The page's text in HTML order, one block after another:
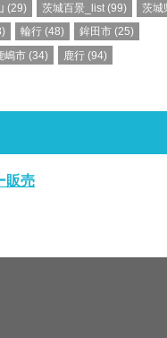
(29) 茨城百景_list(99) 茨城
輪行(48) 鉾田市 (25)
嶋市(34) 鹿行(94)
販売